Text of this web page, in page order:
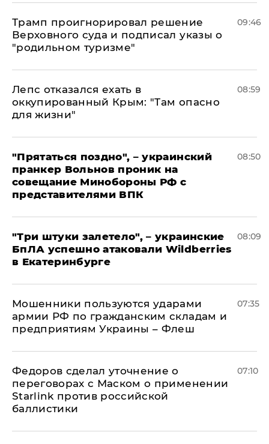
Трамп проигнорировал решение
Верховного суда и подписал указы о
"родильном туризме"
09:46
Лепс отказался ехать в
оккупированный Крым: "Там опасно
для жизни"
08:59
"Прятаться поздно", – украинский
пранкер Вольнов проник на
совещание Минобороны РФ с
представителями ВПК
08:50
"Три штуки залетело", – украинские
БпЛА успешно атаковали Wildberries
в Екатеринбурге
08:09
Мошенники пользуются ударами
армии РФ по гражданским складам и
предприятиям Украины – Флеш
07:35
Федоров сделал уточнение о
переговорах с Маском о применении
Starlink против российской
баллистики
07:10